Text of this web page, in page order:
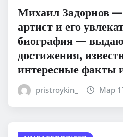
Михаил Задорнов
артист и его
биография —
достижения,
интересные факты
pristroykin_ Мар